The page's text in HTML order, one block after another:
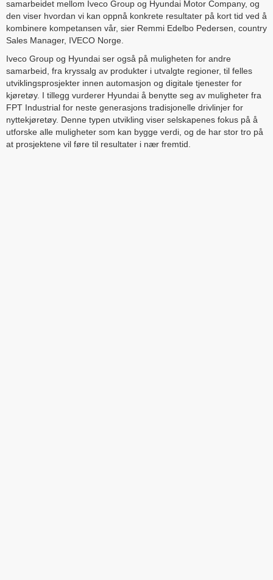
samarbeidet mellom Iveco Group og Hyundai Motor Company, og
den viser hvordan vi kan oppnå konkrete resultater på kort tid ved å
kombinere kompetansen vår, sier Remmi Edelbo Pedersen, country
Sales Manager, IVECO Norge.
Iveco Group og Hyundai ser også på muligheten for andre
samarbeid, fra kryssalg av produkter i utvalgte regioner, til felles
utviklingsprosjekter innen automasjon og digitale tjenester for
kjøretøy. I tillegg vurderer Hyundai å benytte seg av muligheter fra
FPT Industrial for neste generasjons tradisjonelle drivlinjer for
nyttekjøretøy. Denne typen utvikling viser selskapenes fokus på å
utforske alle muligheter som kan bygge verdi, og de har stor tro på
at prosjektene vil føre til resultater i nær fremtid.